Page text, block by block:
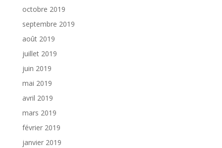
octobre 2019
septembre 2019
août 2019
juillet 2019
juin 2019
mai 2019
avril 2019
mars 2019
février 2019
janvier 2019